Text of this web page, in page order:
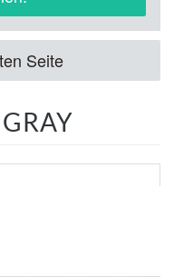
Seite